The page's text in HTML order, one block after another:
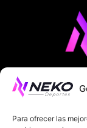
Para ofrecer las
ÚLTIMAS
LA LIGA